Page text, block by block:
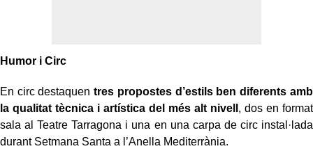
Humor i Circ
En circ destaquentres propostes d’estils ben diferents amb
la qualitat tècnica i artística del més alt nivell , dos en format
sala al Teatre Tarragona i una en una carpa de circ instal·lada
durant Setmana Santa a l’Anella Mediterrània.